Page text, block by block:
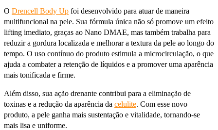
O Drencell Body Up foi desenvolvido para atuar de maneira
multifuncional na pele. Sua fórmula única não só promove um efeito
lifting imediato, graças ao Nano DMAE, mas também trabalha para
reduzir a gordura localizada e melhorar a textura da pele ao longo do
tempo. O uso contínuo do produto estimula a microcirculação, o que
ajuda a combater a retenção de líquidos e a promover uma aparência
mais tonificada e firme.
Além disso, sua ação drenante contribui para a eliminação de
toxinas e a redução da aparência da celulite. Com esse novo
produto, a pele ganha mais sustentação e vitalidade, tornando-se
mais lisa e uniforme.